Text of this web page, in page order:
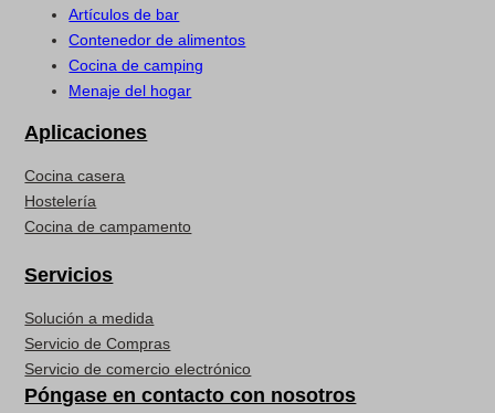
Artículos de bar
Contenedor de alimentos
Cocina de camping
Menaje del hogar
Aplicaciones
Cocina casera
Hostelería
Cocina de campamento
Servicios
Solución a medida
Servicio de Compras
Servicio de comercio electrónico
Póngase en contacto con nosotros